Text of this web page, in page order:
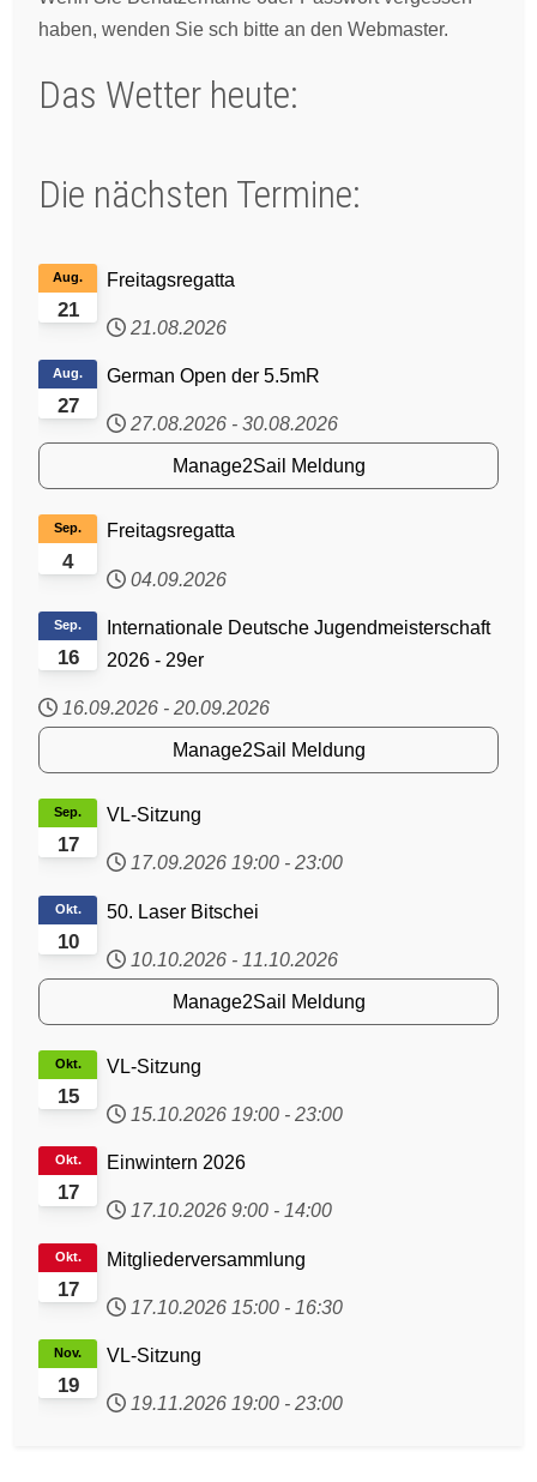
haben, wenden Sie sch bitte an den Webmaster.
Das Wetter heute:
Die nächsten Termine:
21
Aug. Freitagsregatta
21.08.2026
27
Aug. German Open der 5.5mR
27.08.2026 - 30.08.2026
Manage2Sail Meldung
4
Sep. Freitagsregatta
04.09.2026
16
Sep.
Internationale Deutsche Jugendmeisterschaft
2026 - 29er
16.09.2026 - 20.09.2026
Manage2Sail Meldung
17
Sep. VL-Sitzung
17.09.2026 19:00 - 23:00
10
Okt. 50. Laser Bitschei
10.10.2026 - 11.10.2026
Manage2Sail Meldung
15
Okt. VL-Sitzung
15.10.2026 19:00 - 23:00
17
Okt. Einwintern 2026
17.10.2026 9:00 - 14:00
17
Okt. Mitgliederversammlung
17.10.2026 15:00 - 16:30
19
Nov. VL-Sitzung
19.11.2026 19:00 - 23:00